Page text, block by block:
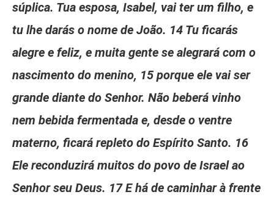
súplica. Tua esposa, Isabel, vai ter um filho, e
tu lhe darás o nome de João. 14 Tu ficarás
alegre e feliz, e muita gente se alegrará com o
nascimento do menino, 15 porque ele vai ser
grande diante do Senhor. Não beberá vinho
nem bebida fermentada e, desde o ventre
materno, ficará repleto do Espírito Santo. 16
Ele reconduzirá muitos do povo de Israel ao
Senhor seu Deus. 17 E há de caminhar à frente